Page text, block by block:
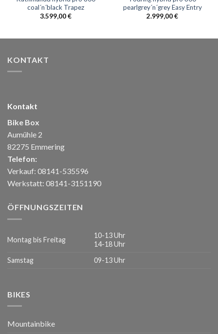
coal´n´black Trapez
3.599,00€
pearlgrey´n´grey Easy Entry
2.999,00€
KONTAKT
Kontakt
Bike Box
Aumühle 2
82275 Emmering
Telefon:
Verkauf: 08141-535596
Werkstatt: 08141-3151190
ÖFFNUNGSZEITEN
Montag bis Freitag
10-13 Uhr
14-18 Uhr
Samstag
09-13 Uhr
BIKES
Mountainbike